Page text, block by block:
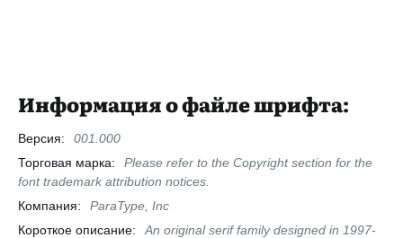
Информация о файле шрифта:
Версия:
001.000
Торговая марка:
Please refer to the Copyright section for the
font trademark attribution notices.
Компания:
ParaType, Inc
Короткое описание:
An original serif family designed in 1997-